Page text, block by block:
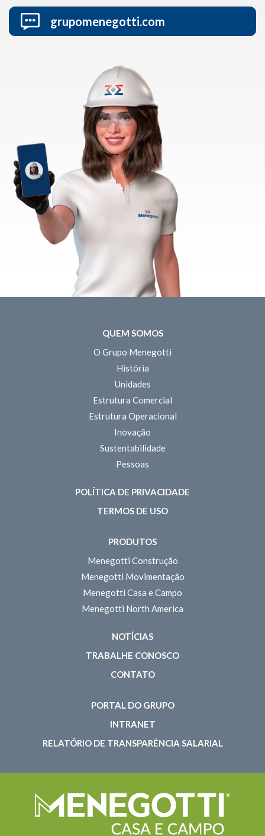
grupomenegotti.com
QUEM SOMOS
O Grupo Menegotti
História
Unidades
Estrutura Comercial
Estrutura Operacional
Inovação
Sustentabilidade
Pessoas
POLÍTICA DE PRIVACIDADE
TERMOS DE USO
PRODUTOS
Menegotti Construção
Menegotti Movimentação
Menegotti Casa e Campo
Menegotti North America
NOTÍCIAS
TRABALHE CONOSCO
CONTATO
PORTAL DO GRUPO
INTRANET
RELATÓRIO DE TRANSPARÊNCIA SALARIAL